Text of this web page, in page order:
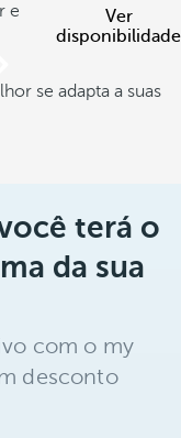
e
Ver
disponibilidade
se adapta a suas
terá o
da sua
com o my
desconto